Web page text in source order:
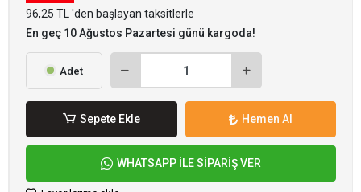
96,25 TL 'den başlayan taksitlerle
En geç 10 Ağustos Pazartesi günü kargoda!
Adet
Sepete Ekle Hemen Al
WHATSAPP İLE SİPARİŞ VER